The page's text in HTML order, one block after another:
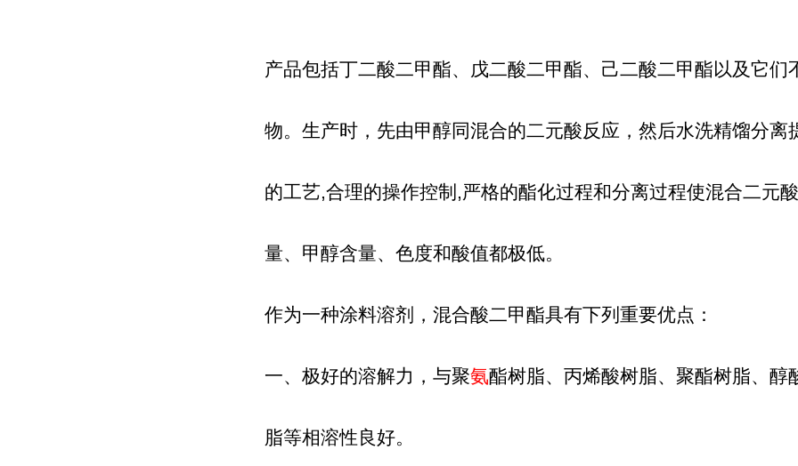
产品包括丁二酸二甲酯、戊二酸二甲酯、己二酸二甲酯以及它们
物。生产时，先由甲醇同混合的二元酸反应，然后水洗精馏分离
的工艺,合理的操作控制,严格的酯化过程和分离过程使混合二元
量、甲醇含量、色度和酸值都极低。
作为一种涂料溶剂，混合酸二甲酯具有下列重要优点：
一、极好的溶解力，与聚氨酯树脂、丙烯酸树脂、聚酯树脂、醇
脂等相溶性良好。